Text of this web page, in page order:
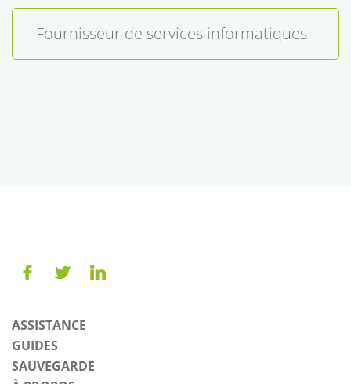
Fournisseur de services informatiques
ASSISTANCE
GUIDES
SAUVEGARDE